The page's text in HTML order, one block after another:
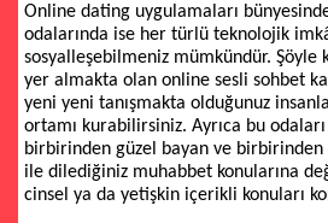
Online dating uygulamaları
odalarında ise her türlü teknolojik
sosyalleşebilmeniz mümkündür.
yer almakta olan online sesli sohbet
yeni yeni tanışmakta olduğunuz
ortamı kurabilirsiniz. Ayrıca bu
birbirinden güzel bayan ve birbirinden
ile dilediğiniz muhabbet konularına
cinsel ya da yetişkin içerikli konuları